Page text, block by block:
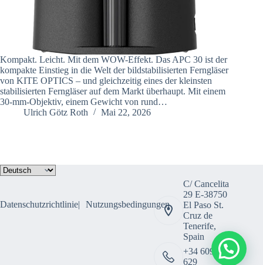
Kompakt. Leicht. Mit dem WOW-Effekt. Das APC 30 ist der
kompakte Einstieg in die Welt der bildstabilisierten Ferngläser
von KITE OPTICS – und gleichzeitig eines der kleinsten
stabilisierten Ferngläser auf dem Markt überhaupt. Mit einem
30-mm-Objektiv, einem Gewicht von rund…
Ulrich Götz Roth
Mai 22, 2026
Sprache
auswählen
Datenschutzrichtlinie Nutzungsbedingungen
C/ Cancelita
29 E-38750
El Paso St.
Cruz de
Tenerife,
Spain
+34 609 308
629